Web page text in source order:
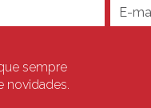
sempre
novidades.